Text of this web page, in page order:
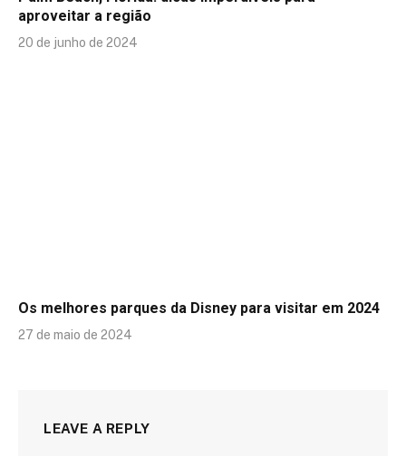
aproveitar a região
20 de junho de 2024
Os melhores parques da Disney para visitar em 2024
27 de maio de 2024
LEAVE A REPLY